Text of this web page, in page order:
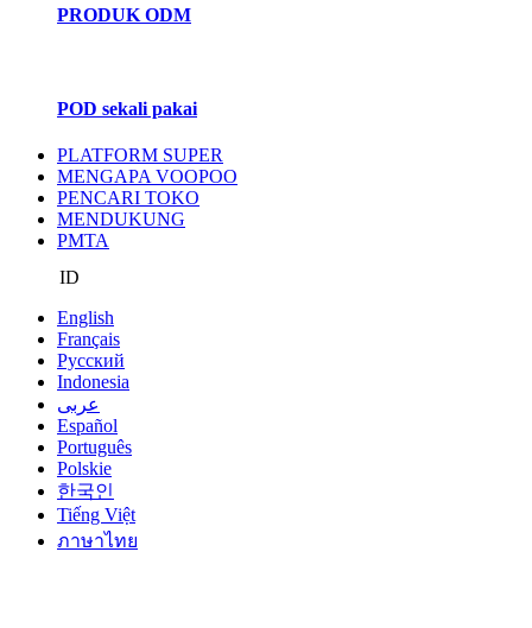
PRODUK ODM
POD sekali pakai
PLATFORM SUPER
MENGAPA VOOPOO
PENCARI TOKO
MENDUKUNG
PMTA
ID
English
Français
Pусский
Indonesia
عربى
Español
Português
Polskie
한국인
Tiếng Việt
ภาษาไทย